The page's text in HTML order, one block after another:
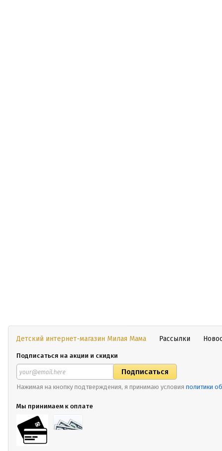
Детский интернет-магазин Милая Мама Рассылки
Подписаться на акции и скидки
Нажимая на кнопку подтверждения, я принимаю условия политики
Мы принимаем к оплате